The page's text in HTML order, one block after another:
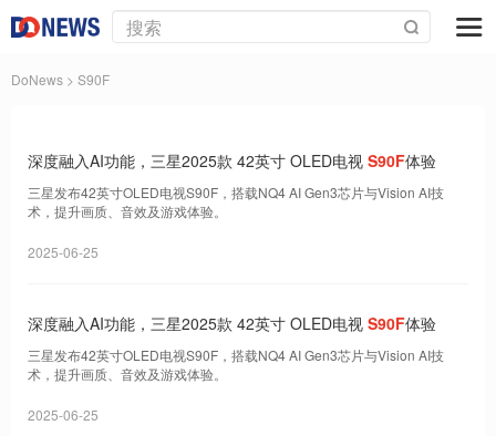
DoNews > S90F
深度融入AI功能，三星2025款 42英寸 OLED电视 S90F体验
三星发布42英寸OLED电视S90F，搭载NQ4 AI Gen3芯片与Vision AI技
术，提升画质、音效及游戏体验。
2025-06-25
深度融入AI功能，三星2025款 42英寸 OLED电视 S90F体验
三星发布42英寸OLED电视S90F，搭载NQ4 AI Gen3芯片与Vision AI技
术，提升画质、音效及游戏体验。
2025-06-25